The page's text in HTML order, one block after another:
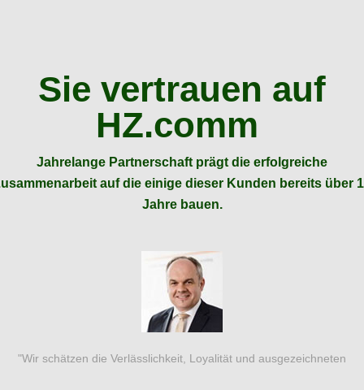
Sie vertrauen auf
HZ.comm
Jahrelange Partnerschaft prägt die erfolgreiche
auf die einige dieser Kunden bereits über
Jahre bauen.
"Durch die inspirierende und ambitionierte Unterstützung von